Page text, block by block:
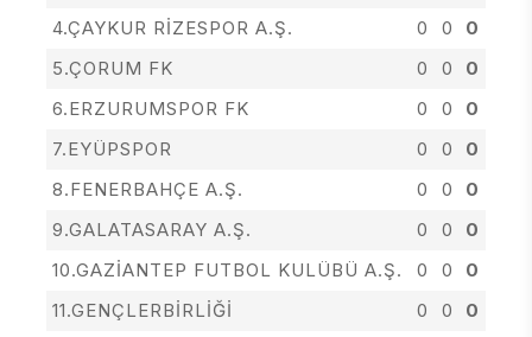
4.ÇAYKUR RİZESPOR A.Ş.
0 0
0
5.ÇORUM FK
0 0
0
6.ERZURUMSPOR FK
0 0
0
7.EYÜPSPOR
0 0
0
8.FENERBAHÇE A.Ş.
0 0
0
9.GALATASARAY A.Ş.
0 0
0
10.GAZİANTEP FUTBOL KULÜBÜ A.Ş.
0 0
0
11.GENÇLERBİRLİĞİ
0 0
0